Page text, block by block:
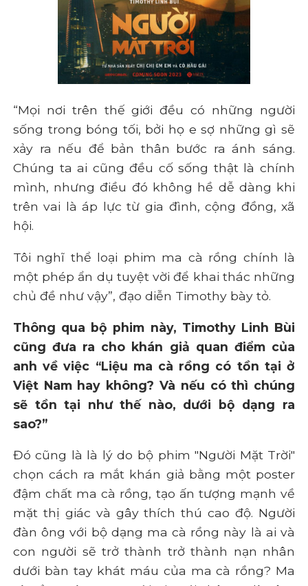
“Mọi nơi trên thế giới đều có những người
sống trong bóng tối, bởi họ e sợ những gì sẽ
xảy ra nếu để bản thân bước ra ánh sáng.
Chúng ta ai cũng đều cố sống thật là chính
mình, nhưng điều đó không hề dễ dàng khi
trên vai là áp lực từ gia đình, cộng đồng, xã
hội.
Tôi nghĩ thể loại phim ma cà rồng chính là
một phép ẩn dụ tuyệt vời để khai thác những
chủ đề như vậy”, đạo diễn Timothy bày tỏ.
Thông qua bộ phim này, Timothy Linh Bùi
cũng đưa ra cho khán giả quan điểm của
anh về việc “Liệu ma cà rồng có tồn tại ở
Việt Nam hay không? Và nếu có thì chúng
sẽ tồn tại như thế nào, dưới bộ dạng ra
sao?”
Đó cũng là là lý do bộ phim "Người Mặt Trời"
chọn cách ra mắt khán giả bằng một poster
đậm chất ma cà rồng, tạo ấn tượng mạnh về
mặt thị giác và gây thích thú cao độ. Người
đàn ông với bộ dạng ma cà rồng này là ai và
con người sẽ trở thành trở thành nạn nhân
dưới bàn tay khát máu của ma cà rồng? Ma